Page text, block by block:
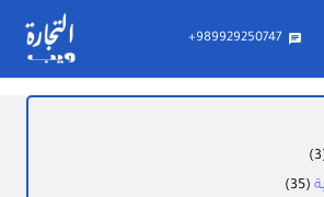
chat
989929250747+
(35)